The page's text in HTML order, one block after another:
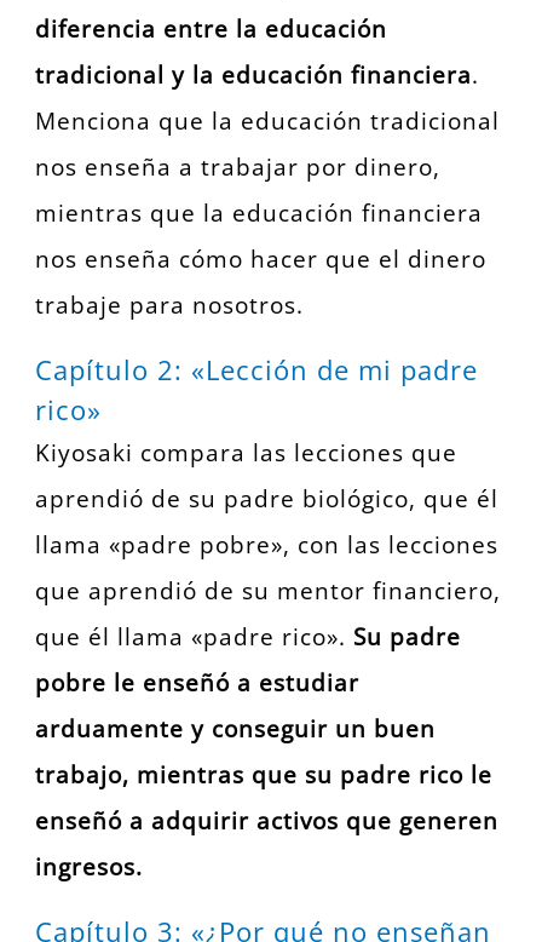
diferencia entre la educación
tradicional y la educación financiera.
Menciona que la educación tradicional
nos enseña a trabajar por dinero,
mientras que la educación financiera
nos enseña cómo hacer que el dinero
trabaje para nosotros.
Capítulo 2: «Lección de mi padre
rico»
Kiyosaki compara las lecciones que
aprendió de su padre biológico, que él
llama «padre pobre», con las lecciones
que aprendió de su mentor financiero,
que él llama «padre rico». Su padre
pobre le enseñó a estudiar
arduamente y conseguir un buen
trabajo, mientras que su padre rico le
enseñó a adquirir activos que generen
ingresos.
Capítulo 3: «¿Por qué no enseñan